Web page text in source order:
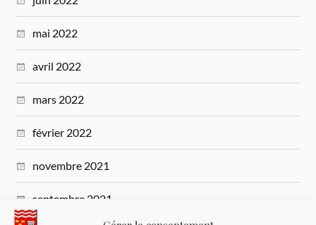
mai 2022
avril 2022
mars 2022
février 2022
novembre 2021
septembre 2021